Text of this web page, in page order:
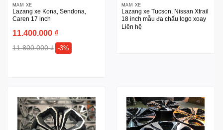
MÂM XE
Lazang xe Kona, Sendona,
Caren 17 inch
11.400.000 ₫
11.800.000₫ -3%
MÂM XE
Lazang xe Tucson, Nissan Xtrail
18 inch mẫu đa chấu logo xoay
Liên hệ